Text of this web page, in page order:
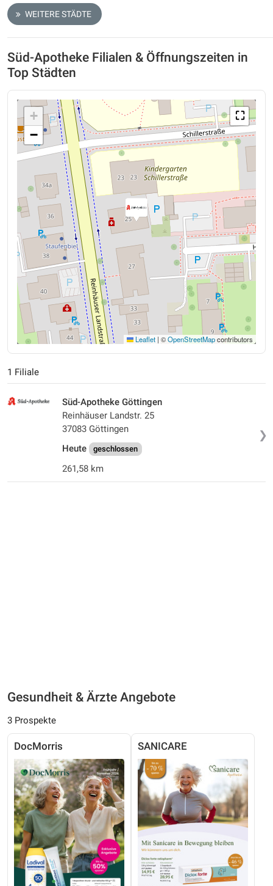
WEITERE STÄDTE
Süd-Apotheke Filialen & Öffnungszeiten in
Top Städten
⛶
+
−
Leaflet | ©OpenStreetMapcontributors
1 Filiale
❯
Süd-Apotheke Göttingen
Reinhäuser Landstr. 25
37083 Göttingen
Heute
geschlossen
261,58 km
Gesundheit & Ärzte Angebote
3 Prospekte
DocMorris SANICARE